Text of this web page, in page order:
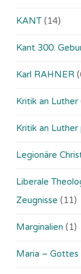
KANT (14)
Kant 300.
Karl RAHNER
Kritik an Luther
Kritik an Luther
Legionäre
Liberale
Zeugnisse (11)
Marginalien (1)
Maria –